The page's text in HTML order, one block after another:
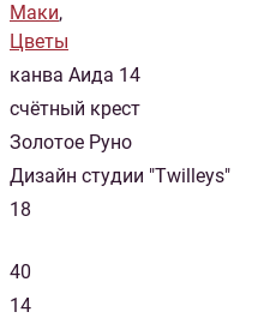
Маки,
Цветы
канва Аида 14
счётный крест
Золотое Руно
Дизайн студии "Twilleys"
18
40
14